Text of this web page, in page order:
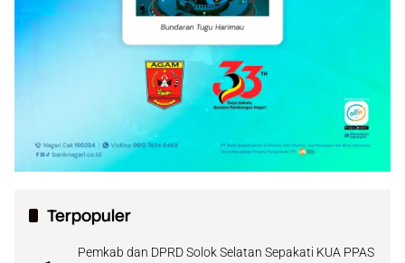
Terpopuler
Pemkab dan DPRD Solok Selatan Sepakati KUA PPAS